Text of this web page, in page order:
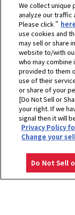
コンバイン・普通型コ
脱・籾すり機・粗選機・
YH6135・YH7135
ハ
We collect unique
analyze our traffic
Please click "
use cookies and
may sell or share
website to/with
who may
provided to them
use of their
or share of your
[Do Not Sell or
your right. If we
signal then it will
Privacy Policy
Change your
Do Not Sell